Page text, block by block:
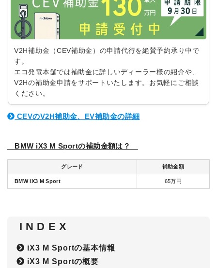
V2H補助金（CEV補助金）の申請代行を絶賛予約承り中で
す。
エコ発電本舗では補助金に詳しいディーラー様の紹介や、
V2Hの補助金申請をサポートいたします。お気軽にご相談
ください。
CEVのV2H補助金、EV補助金の詳細
BMW iX3 M Sportの補助金額は？
グレード 補助金額
BMW iX3 M Sport 65万円
I N D E X
iX3 M Sportの基本情報
iX3 M Sportの概要